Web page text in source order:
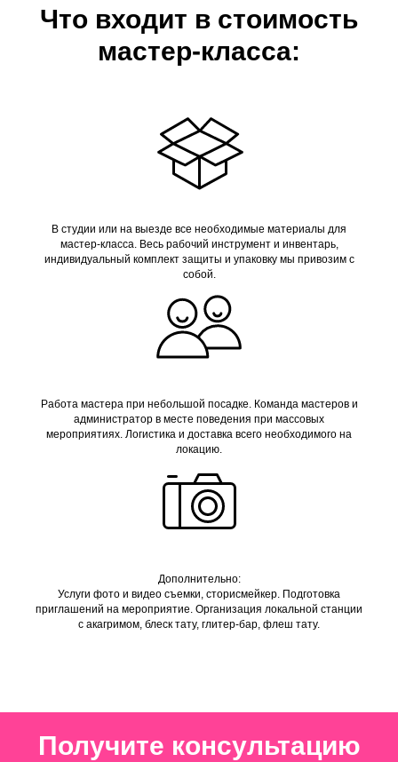
Что входит в стоимость
мастер-класса:
В студии или на выезде все необходимые материалы для
мастер-класса. Весь рабочий инструмент и инвентарь,
индивидуальный комплект защиты и упаковку мы привозим с
собой.
Работа мастера при небольшой посадке. Команда мастеров и
администратор в месте поведения при массовых
мероприятиях. Логистика и доставка всего необходимого на
локацию.
Дополнительно:
Услуги фото и видео съемки, сторисмейкер. Подготовка
приглашений на мероприятие. Организация локальной станции
с акагримом, блеск тату, глитер-бар, флеш тату.
Получите консультацию